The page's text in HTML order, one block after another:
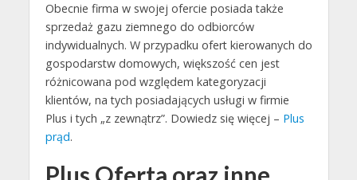
Obecnie firma w swojej ofercie posiada także
sprzedaż gazu ziemnego do odbiorców
indywidualnych. W przypadku ofert kierowanych do
gospodarstw domowych, większość cen jest
różnicowana pod względem kategoryzacji
klientów, na tych posiadających usługi w firmie
Plus i tych „z zewnątrz”. Dowiedz się więcej – Plus
prąd.